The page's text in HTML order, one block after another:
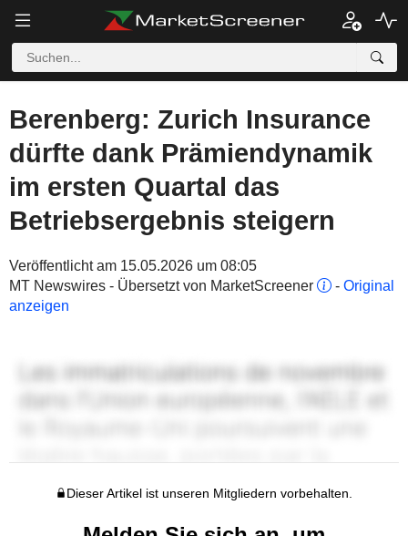
Berenberg: Zurich Insurance
dürfte dank Prämiendynamik
im ersten Quartal das
Betriebsergebnis steigern
Veröffentlicht am 15.05.2026 um 08:05
MT Newswires - Übersetzt von MarketScreener
- Original
anzeigen
Dieser Artikel ist unseren Mitgliedern vorbehalten.